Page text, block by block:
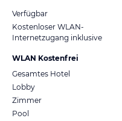
Verfügbar
Kostenloser WLAN-
Internetzugang inklusive
WLAN Kostenfrei
Gesamtes Hotel
Lobby
Zimmer
Pool